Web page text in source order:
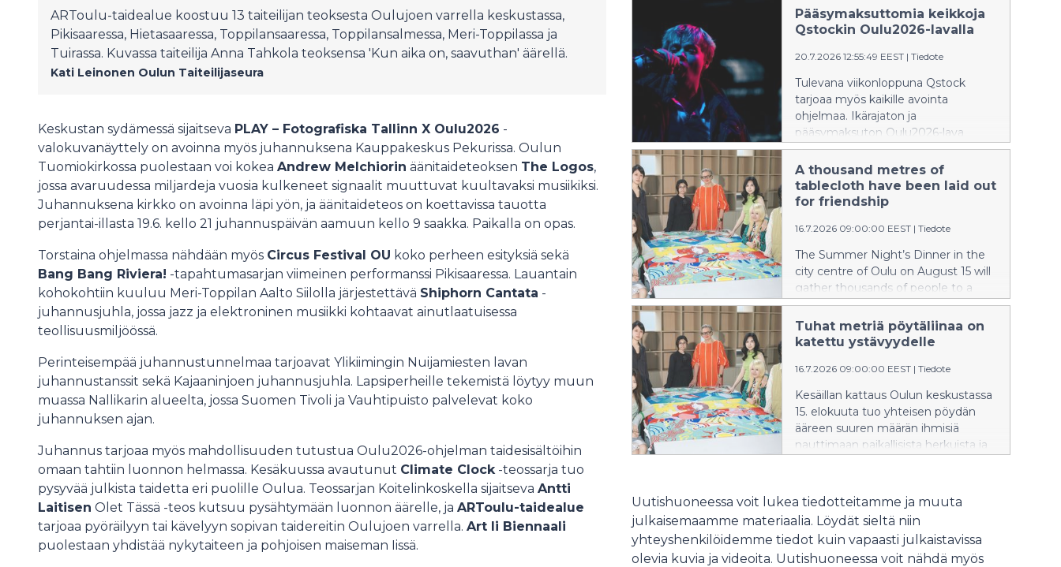
ARToulu-taidealue koostuu 13 taiteilijan teoksesta Oulujoen varrella keskustassa,
Pikisaaressa, Hietasaaressa, Toppilansaaressa, Toppilansalmessa, Meri-Toppilassa ja
Tuirassa. Kuvassa taiteilija Anna Tahkola teoksensa 'Kun aika on, saavuthan' äärellä.
Kati Leinonen Oulun Taiteilijaseura
Keskustan sydämessä sijaitseva PLAY – Fotografiska Tallinn X Oulu2026 -
valokuvanäyttely on avoinna myös juhannuksena Kauppakeskus Pekurissa. Oulun
Tuomiokirkossa puolestaan voi kokea Andrew Melchiorin äänitaideteoksen The Logos,
jossa avaruudessa miljardeja vuosia kulkeneet signaalit muuttuvat kuultavaksi musiikiksi.
Juhannuksena kirkko on avoinna läpi yön, ja äänitaideteos on koettavissa tauotta
perjantai-illasta 19.6. kello 21 juhannuspäivän aamuun kello 9 saakka. Paikalla on opas.
Torstaina ohjelmassa nähdään myös Circus Festival OU koko perheen esityksiä sekä
Bang Bang Riviera! -tapahtumasarjan viimeinen performanssi Pikisaaressa. Lauantain
kohokohtiin kuuluu Meri-Toppilan Aalto Siilolla järjestettävä Shiphorn Cantata -
juhannusjuhla, jossa jazz ja elektroninen musiikki kohtaavat ainutlaatuisessa
teollisuusmiljöössä.
Perinteisempää juhannustunnelmaa tarjoavat Ylikiimingin Nuijamiesten lavan
juhannustanssit sekä Kajaaninjoen juhannusjuhla. Lapsiperheille tekemistä löytyy muun
muassa Nallikarin alueelta, jossa Suomen Tivoli ja Vauhtipuisto palvelevat koko
juhannuksen ajan.
Juhannus tarjoaa myös mahdollisuuden tutustua Oulu2026-ohjelman taidesisältöihin
omaan tahtiin luonnon helmassa. Kesäkuussa avautunut Climate Clock-teossarja tuo
pysyvää julkista taidetta eri puolille Oulua. Teossarjan Koitelinkoskella sijaitseva Antti
Laitisen Olet Tässä -teos kutsuu pysähtymään luonnon äärelle, ja ARToulu-taidealue
tarjoaa pyöräilyyn tai kävelyyn sopivan taidereitin Oulujoen varrella. Art Ii Biennaali
puolestaan yhdistää nykytaiteen ja pohjoisen maiseman Iissä.
Elojazz Villageksi eli jazzkyläksi 30.7.–
2.8.
Pääsymaksuttomia keikkoja
Qstockin Oulu2026-lavalla
20.7.2026 12:55:49 EEST | Tiedote
Tulevana viikonloppuna Qstock
tarjoaa myös kaikille avointa
ohjelmaa. Ikärajaton ja
pääsymaksuton Oulu2026-lava
sijaitsee Linnansaaressa ennen
festivaalialueen portteja, joten
ohjelmasta pääsee nauttimaan
myös ilman festarilippua. Qstock
kolmannentoista kerran peräkkäin.
Oulu2026-lavan yhteydessä on
anniskelualue (K-18), wc:t ja
ruokapalveluita.
A thousand metres of
tablecloth have been laid out
for friendship
16.7.2026 09:00:00 EEST | Tiedote
The Summer Night’s Dinner in the
city centre of Oulu on August 15 will
gather thousands of people to a
shared table to enjoy local delicacies
and each other’s company. Proto –
Designers' Association of Northern
kilometer-long tablecloth as unique
as the event itself.
Tuhat metriä pöytäliinaa on
katettu ystävyydelle
16.7.2026 09:00:00 EEST | Tiedote
Kesäillan kattaus Oulun keskustassa
15. elokuuta tuo yhteisen pöydän
ääreen suuren määrän ihmisiä
nauttimaan paikallisista herkuista ja
suunnitella kilometrin matkalle yhtä
ainutlaatuisen pöytäliinan kuin koko
tapahtuma on.
Uutishuoneessa voit lukea tiedotteitamme ja muuta
julkaisemaamme materiaalia. Löydät sieltä niin
yhteyshenkilöidemme tiedot kuin vapaasti julkaistavissa
olevia kuvia ja videoita. Uutishuoneessa voit nähdä myös